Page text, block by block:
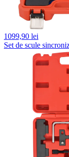
1099,90 lei
Set de scule